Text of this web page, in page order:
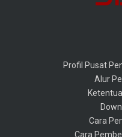
Profil Pusat
Alur
Cara
Cara